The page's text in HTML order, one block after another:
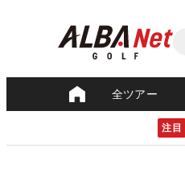
全ツアー
注目